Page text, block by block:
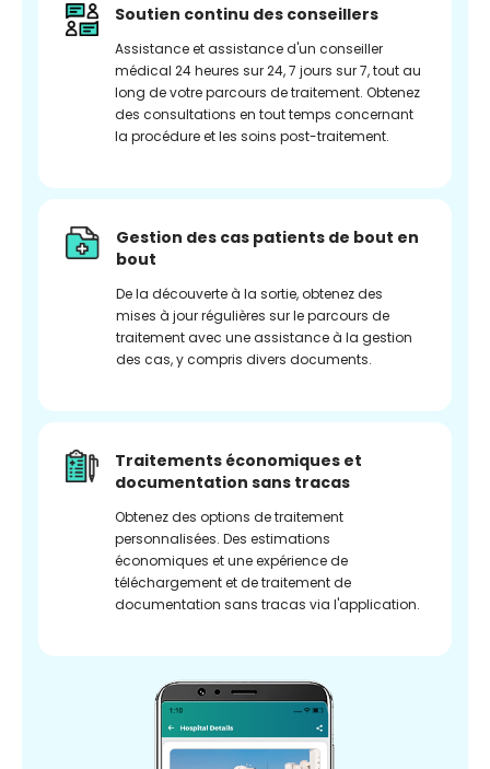
Soutien continu des conseillers
Assistance et assistance d'un conseiller
médical 24 heures sur 24, 7 jours sur 7, tout au
long de votre parcours de traitement. Obtenez
des consultations en tout temps concernant
la procédure et les soins post-traitement.
Gestion des cas patients de bout en
bout
De la découverte à la sortie, obtenez des
mises à jour régulières sur le parcours de
traitement avec une assistance à la gestion
des cas, y compris divers documents.
Traitements économiques et
documentation sans tracas
Obtenez des options de traitement
personnalisées. Des estimations
économiques et une expérience de
téléchargement et de traitement de
documentation sans tracas via l'application.